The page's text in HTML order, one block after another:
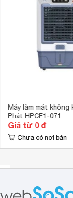
Động cơ dây
HPCF1-010
Máy có 3 tốc
Máy làm mát không
Phát HPCF1-071
Giá từ 0 đ
Chưa có nơi bán